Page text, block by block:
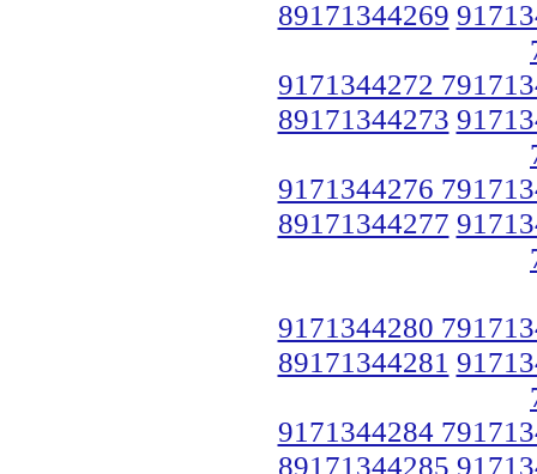
89171344269
9171344272
89171344273
9171344276
89171344277
9171344280
89171344281
9171344284
89171344285